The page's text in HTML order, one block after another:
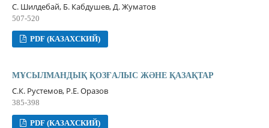
С. Шилдебай, Б. Кабдушев, Д. Жуматов
507-520
PDF (КАЗАХСКИЙ)
МҰСЫЛМАНДЫҚ ҚОЗҒАЛЫС ЖƏНЕ ҚАЗАҚТАР
С.К. Рустемов, Р.Е. Оразов
385-398
PDF (КАЗАХСКИЙ)